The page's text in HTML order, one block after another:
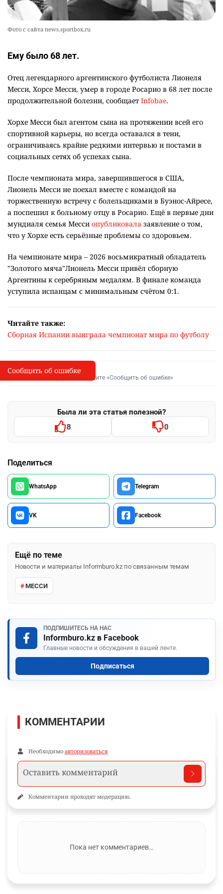
Фото с сайта news.sportbox.ru
Ему было 68 лет.
Отец легендарного аргентинского футболиста Лионеля
Месси, Хорсе Месси, умер в городе Росарио в 68 лет после
продолжительной болезни, сообщает Infobae.
Хорхе Месси был агентом сына на протяжении всей его
спортивной карьеры, но всегда оставался в тени,
ограничиваясь крайне редкими интервью и постами в
социальных сетях об успехах сына.
После чемпионата мира, завершившегося в США,
Лионель Месси не поехал вместе с командой на
торжественную встречу с болельщиками в Буэнос-Айресе,
а поспешил к больному отцу в Росарио. Ещё в первые дни
мундиаля семья Месси опубликовала заявление о том,
что у Хорхе есть серьёзные проблемы со здоровьем.
На чемпионате мира – 2026 восьмикратный обладатель
"Золотого мяча"Лионель Месси привёл сборную
Аргентины к серебряным медалям. В финале команда
уступила испанцам с минимальным счётом 0:1.
Читайте также:
Сборная Испании выиграла чемпионат мира по футболу
I
Сообщить об опечатке
Выделите фрагмент и нажмите «Сообщить об ошибке»
Была ли эта статья полезной?
8 0
Поделиться
WhatsApp Telegram
VK Facebook
Ещё по теме
Новости и материалы Informburo.kz по связанным темам
МЕССИ
ПОДПИШИТЕСЬ НА НАС
Informburo.kz в Facebook
Главные новости и обсуждения в вашей ленте.
Подписаться
Сообщить об ошибке
КОММЕНТАРИИ
Необходимо авторизоваться
Комментарии проходят модерацию.
Пока нет комментариев…